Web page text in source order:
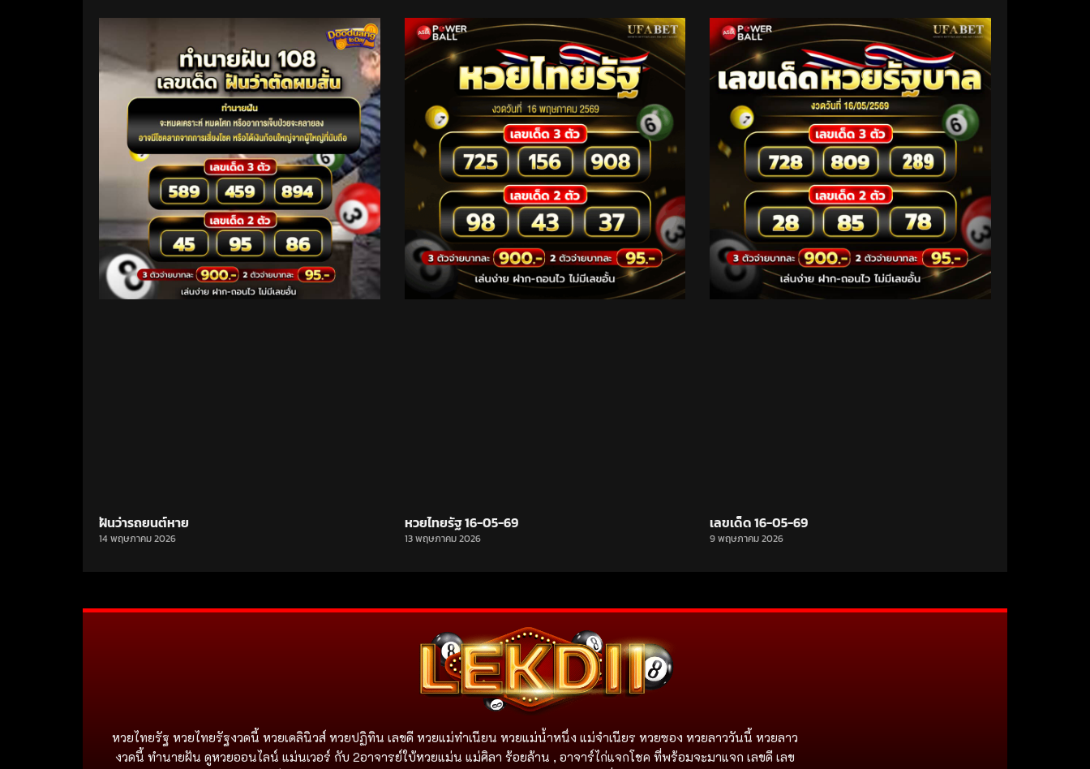
ฝันว่ารถยนต์หาย
14 พฤษภาคม 2026
หวยไทยรัฐ 16-05-69
13 พฤษภาคม 2026
เลขเด็ด 16-05-69
9 พฤษภาคม 2026
หวยไทยรัฐ หวยไทยรัฐงวดนี้ หวยเดลินิวส์ หวยปฏิทิน เลขดี หวยแม่ทำเนียน หวยแม่น้ำหนึ่ง แม่จําเนียร หวยซอง หวยลาววันนี้ หวยลาว
งวดนี้ ทำนายฝัน ดูหวยออนไลน์ แม่นเวอร์ กับ 2อาจารย์ใบ้หวยแม่น แม่ศิลา ร้อยล้าน , อาจาร์ไก่แจกโชค ที่พร้อมจะมาแจก เลขดี เลข